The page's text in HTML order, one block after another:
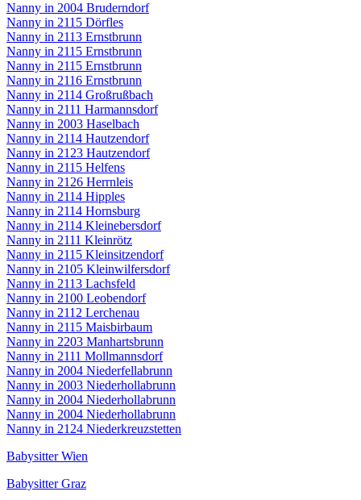
Nanny in 2004 Bruderndorf
Nanny in 2115 Dörfles
Nanny in 2113 Ernstbrunn
Nanny in 2115 Ernstbrunn
Nanny in 2115 Ernstbrunn
Nanny in 2116 Ernstbrunn
Nanny in 2114 Großrußbach
Nanny in 2111 Harmannsdorf
Nanny in 2003 Haselbach
Nanny in 2114 Hautzendorf
Nanny in 2123 Hautzendorf
Nanny in 2115 Helfens
Nanny in 2126 Herrnleis
Nanny in 2114 Hipples
Nanny in 2114 Hornsburg
Nanny in 2114 Kleinebersdorf
Nanny in 2111 Kleinrötz
Nanny in 2115 Kleinsitzendorf
Nanny in 2105 Kleinwilfersdorf
Nanny in 2113 Lachsfeld
Nanny in 2100 Leobendorf
Nanny in 2112 Lerchenau
Nanny in 2115 Maisbirbaum
Nanny in 2203 Manhartsbrunn
Nanny in 2111 Mollmannsdorf
Nanny in 2004 Niederfellabrunn
Nanny in 2003 Niederhollabrunn
Nanny in 2004 Niederhollabrunn
Nanny in 2004 Niederhollabrunn
Nanny in 2124 Niederkreuzstetten
Babysitter Wien
Babysitter Graz